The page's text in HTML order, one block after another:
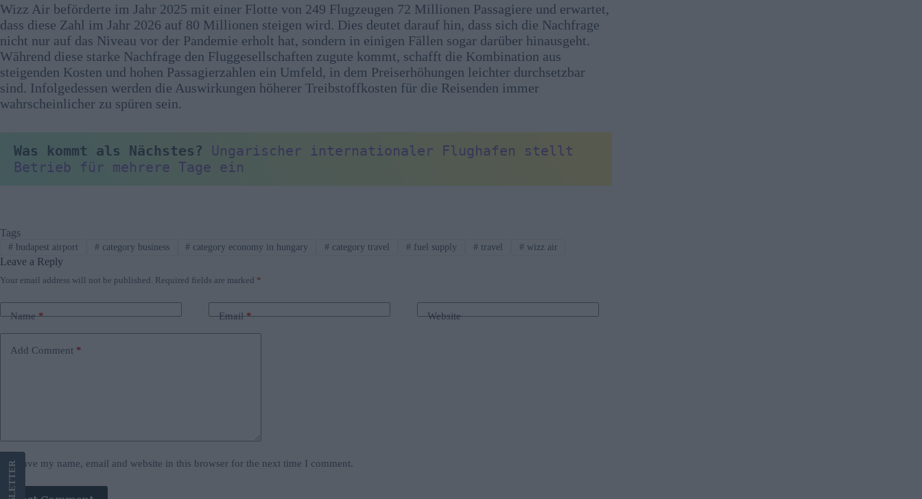
Wizz Air beförderte im Jahr 2025 mit einer Flotte von 249 Flugzeugen 72 Millionen Passagiere und erwartet,
dass diese Zahl im Jahr 2026 auf 80 Millionen steigen wird. Dies deutet darauf hin, dass sich die Nachfrage
nicht nur auf das Niveau vor der Pandemie erholt hat, sondern in einigen Fällen sogar darüber hinausgeht.
Während diese starke Nachfrage den Fluggesellschaften zugute kommt, schafft die Kombination aus
steigenden Kosten und hohen Passagierzahlen ein Umfeld, in dem Preiserhöhungen leichter durchsetzbar
sind. Infolgedessen werden die Auswirkungen höherer Treibstoffkosten für die Reisenden immer
wahrscheinlicher zu spüren sein.
Was kommt als Nächstes?
Ungarischer internationaler Flughafen stellt
Betrieb für mehrere Tage ein
Tags
#budapest airport #category business # category economy in hungary # category travel # fuel supply #travel #wizz air
Leave a Reply
Your email address will not be published. Required fields are marked *
Name* Email* Website
Add Comment *
Save my name, email and website in this browser for the next time I comment.
LETTER